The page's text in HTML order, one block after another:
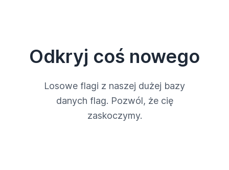
Odkryj coś nowego
Losowe flagi z naszej dużej bazy
danych flag. Pozwól, że cię
zaskoczymy.